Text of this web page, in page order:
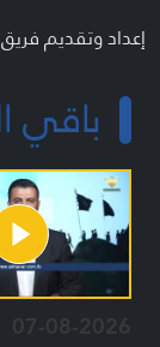
إعداد وتقديم
باقي
07-08-2026